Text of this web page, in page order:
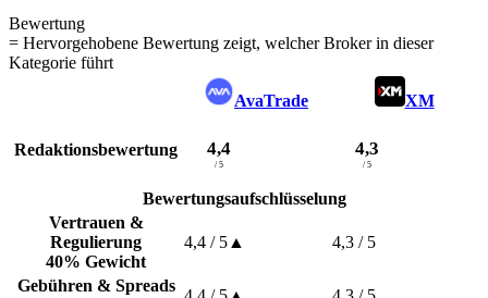
Bewertung
= Hervorgehobene Bewertung zeigt, welcher Broker in dieser
Kategorie führt
AvaTrade XM
Redaktionsbewertung 4,4
/ 5
4,3
/ 5
Bewertungsaufschlüsselung
Vertrauen &
Regulierung
40% Gewicht
4,4 / 5 ▲ 4,3 / 5
Gebühren & Spreads